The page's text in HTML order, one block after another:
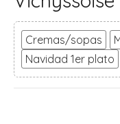
Cremas/sopas
Navidad 1er plato